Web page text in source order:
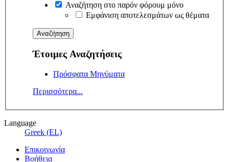
Αναζήτηση στο παρόν φόρουμ μόνο
Εμφάνιση αποτελεσμάτων ως θέματα
Έτοιμες Αναζητήσεις
Πρόσφατα Μηνύματα
Περισσότερα...
Language
Greek (EL)
Επικοινωνία
Βοήθεια